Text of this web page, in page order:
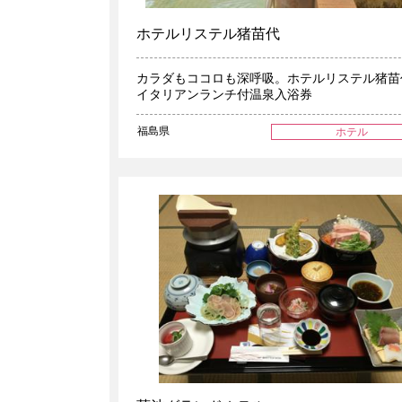
ホテルリステル猪苗代
カラダもココロも深呼吸。ホテルリステル猪
イタリアンランチ付温泉入浴券
福島県 ホテル